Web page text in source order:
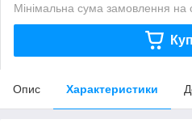
Мінімальна сума замовлення на
Опис Характеристики